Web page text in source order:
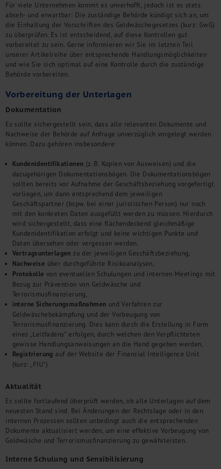
Unternehmensgründung
Finanz- und Lohnbuchhaltung
Wirtschaftsprüfung
Steuerberatung
Rechtsberatung
M&A Deutschland/China
Industrielle Dienstleistungen
Inbound Investments
Team
Events
Karriere
Kontakt
Für viele Unternehmen kommt es unverhofft, jedoch ist es stets
abseh- und erwartbar: Die zuständige Behörde kündigt sich an, um
die Einhaltung der Vorschriften des Geldwäschegesetzes (kurz: GwG)
zu überprüfen. Es ist entscheidend, auf diese Kontrollen gut
vorbereitet zu sein. Gerne informieren wir Sie im letzten Teil
unserer Artikelreihe über entsprechende Handlungsmöglichkeiten
und wie Sie sich optimal auf eine Kontrolle durch die zuständige
Behörde vorbereiten.
Vorbereitung der Unterlagen
Dokumentation
Es sollte sichergestellt sein, dass alle relevanten Dokumente und
Nachweise der Behörde auf Anfrage unverzüglich vorgelegt werden
können. Dazu gehören insbesondere:
Kundenidentifikationen (z. B. Kopien von Ausweisen) und die
dazugehörigen Dokumentationsbögen. Die Dokumentationsbögen
sollten bereits vor Aufnahme der Geschäftsbeziehung vorgefertigt
vorliegen, um dann entsprechend dem jeweiligen
Geschäftspartner (bspw. bei einer juristischen Person) nur noch
mit den konkreten Daten ausgefüllt werden zu müssen. Hierdurch
wird sichergestellt, dass eine flächendeckend gleichmäßige
Kundenidentifikation erfolgt und keine wichtigen Punkte und
Daten übersehen oder vergessen werden.
Vertragsunterlagen zu der jeweiligen Geschäftsbeziehung,
Nachweise über durchgeführte Risikoanalysen,
Protokolle von eventuellen Schulungen und internen Meetings mit
Bezug zur Prävention von Geldwäsche und
Terrorismusfinanzierung,
interne Sicherungsmaßnahmen und Verfahren zur
Geldwäschebekämpfung und der Vorbeugung von
Terrorismusfinanzierung. Dies kann durch die Erstellung in Form
eines „Leitfadens“ erfolgen, durch welchen den Verpflichteten
gewisse Handlungsanweisungen an die Hand gegeben werden,
Registrierung auf der Website der Financial Intelligence Unit
(kurz: „FIU“)
Aktualität
Es sollte fortlaufend überprüft werden, ob alle Unterlagen auf dem
neuesten Stand sind. Bei Änderungen der Rechtslage oder in den
internen Prozessen sollten unbedingt auch die entsprechenden
Dokumente aktualisiert werden, um eine effektive Vorbeugung von
Geldwäsche und Terrorismusfinanzierung zu gewährleisten.
Interne Schulung und Sensibilisierung